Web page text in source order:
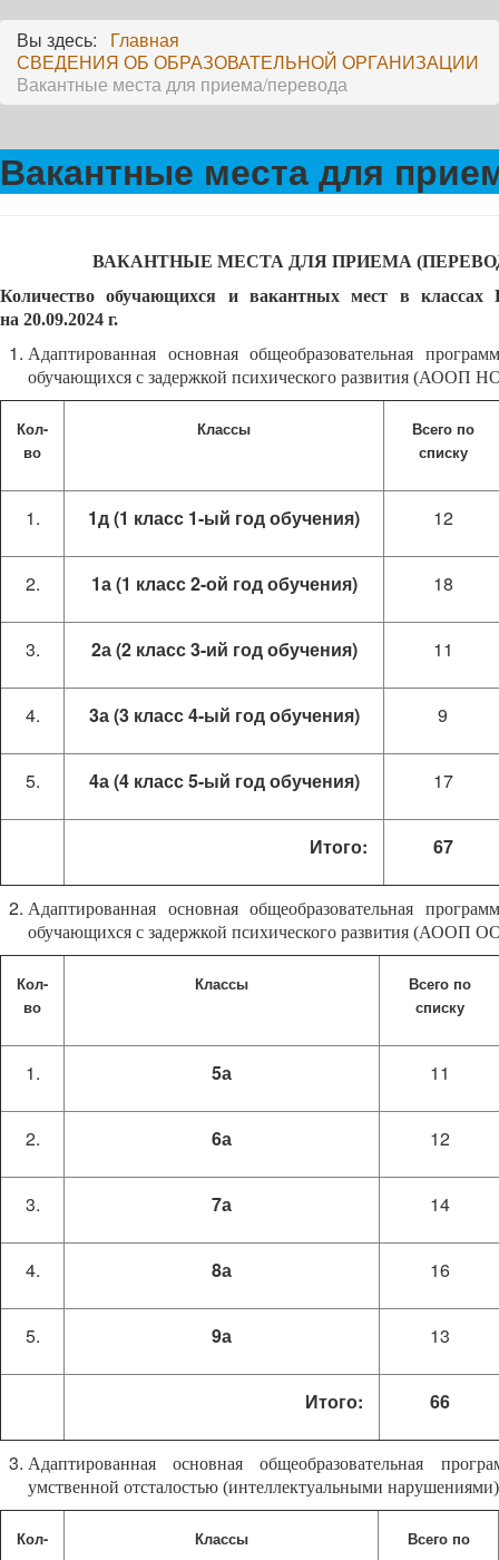
Вы здесь:
Главная
СВЕДЕНИЯ ОБ ОБРАЗОВАТЕЛЬНОЙ ОРГАНИЗАЦИИ
Вакантные места для приема/перевода
Вакантные места для
ВАКАНТНЫЕ МЕСТА ДЛЯ ПРИЕМА
Количество обучающихся и вакантных мест в
на 20.09.2024 г.
Адаптированная основная общеобразовательная
обучающихся с задержкой психического развития (АООП
Кол-
во
Классы
Всего по
списку
1д (1 класс 1-ый год обучения) 12
1а (1 класс 2-ой год обучения) 18
2а (2 класс 3-ий год обучения) 11
3а (3 класс 4-ый год обучения) 9
4а (4 класс 5-ый год обучения) 17
Итого: 67
Адаптированная основная общеобразовательная
обучающихся с задержкой психического развития (АООП
Кол-
во
Классы
Всего по
списку
5а 11
6а 12
7а 14
8а 16
9а 13
Итого: 66
Адаптированная основная общеобразовательная
умственной отсталостью (интеллектуальными
Кол-
Классы
Всего по